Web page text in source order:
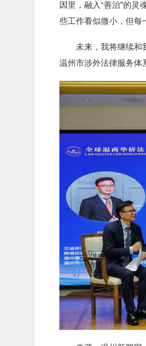
因里，融入“善治”的
些工作看似微小，但每
未来，我将继续和我
温州市涉外法律服务体